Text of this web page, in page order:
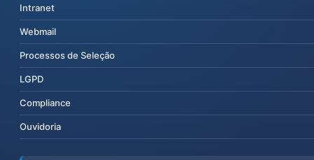
Intranet
Webmail
Processos de Seleção
LGPD
Compliance
Ouvidoria